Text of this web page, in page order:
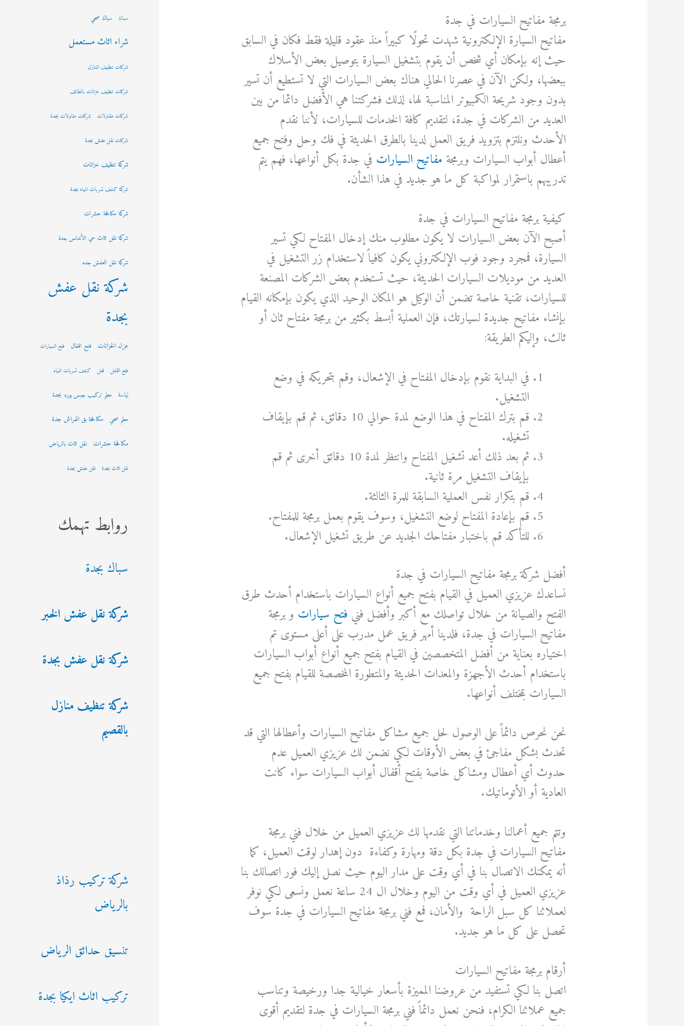
برمجة مفاتيح السيارات في جدة
مفاتيح السيارة الإلكترونية شهدت تحولًا كبيراً منذ عقود قليلة فقط فكان في السابق
حيث إنه بإمكان أي شخص أن يقوم بتشغيل السيارة بتوصيل بعض الأسلاك
ببعضها، ولكن الآن في عصرنا الحالي هناك بعض السيارات التي لا تستطيع أن تسير
بدون وجود شريحة الكمبيوتر المناسبة لها، لذلك فشركتنا هي الأفضل دائما من بين
العديد من الشركات في جدة، لتقديم كافة الخدمات للسيارات، لأننا نقدم
الأحدث ونلتزم بتزويد فريق العمل لدينا بالطرق الحديثة في فك وحل وفتح جميع
أعطال أبواب السيارات وبرمجة مفاتيح السيارات في جدة بكل أنواعها، فهم يتم
تدريبهم باستمرار لمواكبة كل ما هو جديد في هذا الشأن.
كيفية برمجة مفاتيح السيارات في جدة
أصبح الآن بعض السيارات لا يكون مطلوب منك إدخال المفتاح لكي تسير
السيارة، فمجرد وجود فوب الإلكتروني يكون كافياً لاستخدام زر التشغيل في
العديد من موديلات السيارات الحديثة، حيث تستخدم بعض الشركات المصنعة
للسيارات، تقنية خاصة تضمن أن الوكيل هو المكان الوحيد الذي يكون بإمكانه القيام
بإنشاء مفاتيح جديدة لسيارتك، فإن العملية أبسط بكثير من برمجة مفتاح ثان أو
ثالث، وإليكم الطريقة:
في البداية نقوم بإدخال المفتاح في الإشعال، وقم بتحريكه في وضع
التشغيل.
قم بترك المفتاح في هذا الوضع لمدة حوالي 10 دقائق، ثم قم بإيقاف
تشغيله.
ثم بعد ذلك أعد تشغيل المفتاح وانتظر لمدة 10 دقائق أخرى ثم قم
بإيقاف التشغيل مرة ثانية.
قم بتكرار نفس العملية السابقة للمرة الثالثة.
قم بإعادة المفتاح لوضع التشغيل، وسوف يقوم بعمل برمجة للمفتاح.
للتأكد قم باختبار مفتاحك الجديد عن طريق تشغيل الإشعال.
أفضل شركة برمجة مفاتيح السيارات في جدة
نساعدك عزيزي العميل في القيام بفتح جميع أنواع السيارات باستخدام أحدث طرق
الفتح والصيانة من خلال تواصلك مع أكبر وأفضل فني فتح سيارات و برمجة
مفاتيح السيارات في جدة، فلدينا أمهر فريق عمل مدرب على أعلى مستوى تم
اختياره بعناية من أفضل المتخصصين في القيام بفتح جميع أنواع أبواب السيارات
باستخدام أحدث الأجهزة والمعدات الحديثة والمتطورة المخصصة للقيام بفتح جميع
السيارات بمختلف أنواعها.
نحن نحرص دائماً على الوصول لحل جميع مشاكل مفاتيح السيارات وأعطالها التي قد
تحدث بشكل مفاجئ في بعض الأوقات لكي نضمن لك عزيزي العميل عدم
حدوث أي أعطال ومشاكل خاصة بفتح أقفال أبواب السيارات سواء كانت
العادية أو الأتوماتيك.
وتتم جميع أعمالنا وخدماتنا التي نقدمها لك عزيزي العميل من خلال فني برمجة
مفاتيح السيارات في جدة بكل دقة ومهارة وكفاءة دون إهدار لوقت العميل، كما
أنه يمكنك الاتصال بنا في أي وقت على مدار اليوم حيث نصل إليك فور اتصالك بنا
عزيزي العميل في أي وقت من اليوم وخلال ال 24 ساعة نعمل ونسعى لكي نوفر
لعملائنا كل سبل الراحة والأمان، فمع فني برمجة مفاتيح السيارات في جدة سوف
تحصل على كل ما هو جديد.
أرقام برمجة مفاتيح السيارات
اتصل بنا لكي تستفيد من عروضنا المميزة بأسعار خيالية جدا ورخيصة وتناسب
جميع عملائنا الكرام، فنحن نعمل دائماً فني برمجة السيارات في جدة لتقديم أقوى
سباك سباك صحي
شراء اثاث مستعمل
شركات تنظيف المنازل
شركات تنظيف خزانات بالطائف
شركات مقاولات شركات مقاولات بجدة
شركات نقل عفش بجدة
شركة تنظيف خزانات
شركة كشف تسربات المياه بجدة
شركة مكافحة حشرات
شركة نقل اثاث حي الأندلس جدة
شركة نقل العفش جده
شركة نقل عفش
بجدة
عزل الخزانات فتح اقفال فتح السيارات
فتح القفل قفل كشف تسربات المياه
لياسة معلم تركيب جبس بورد بجدة
معلم صحي مكافحة بق الفراش جدة
مكافحة حشرات نقل اثاث بالرياض
نقل اثاث بجدة نقل عفش بجدة
روابط تهمك
سباك بجدة
شركة نقل عفش الخبر
شركة نقل عفش بجدة
شركة تنظيف منازل
بالقصيم
شركة تركيب رذاذ
بالرياض
تنسيق حدائق الرياض
تركيب اثاث ايكيا بجدة